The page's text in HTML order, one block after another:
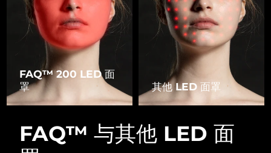
FAQ™ 200 LED 面
罩
其他 LED 面罩
FAQ™ 与其他 LED 面